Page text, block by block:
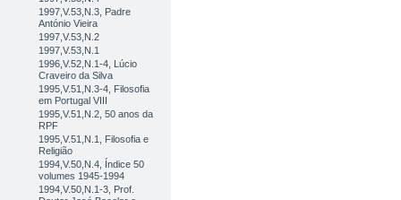
1997,V.53,N.3, Padre
António Vieira
1997,V.53,N.2
1997,V.53,N.1
1996,V.52,N.1-4, Lúcio
Craveiro da Silva
1995,V.51,N.3-4, Filosofia
em Portugal VIII
1995,V.51,N.2, 50 anos da
RPF
1995,V.51,N.1, Filosofia e
Religião
1994,V.50,N.4, Índice 50
volumes 1945-1994
1994,V.50,N.1-3, Prof.